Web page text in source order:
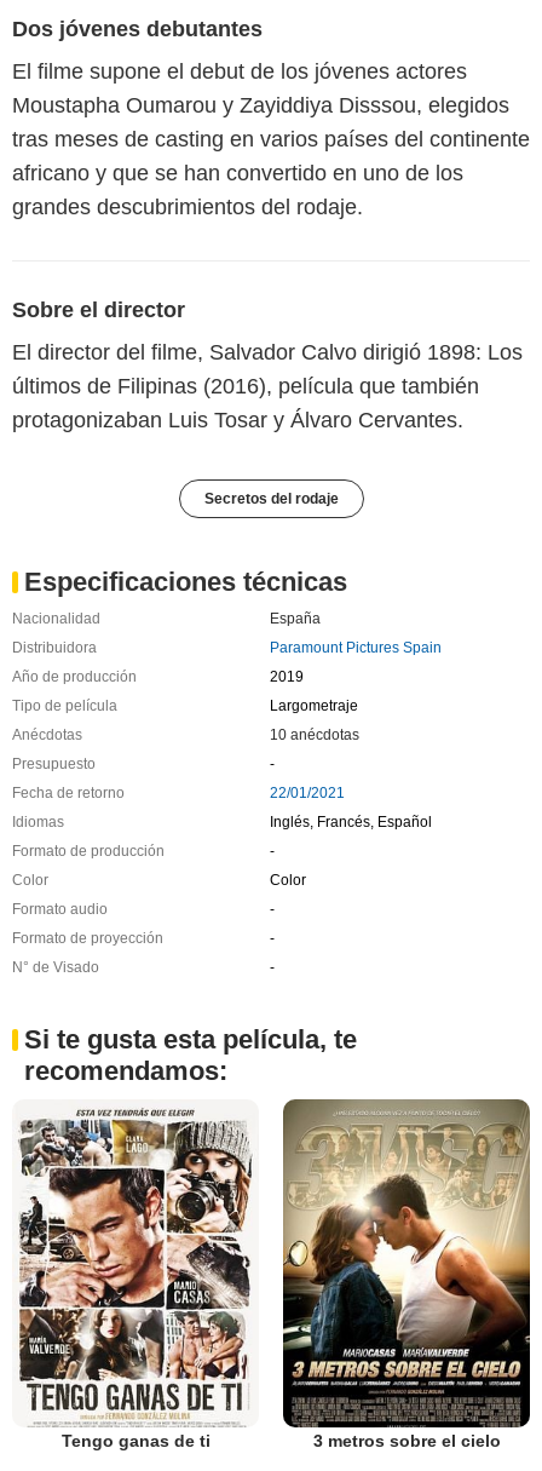
Dos jóvenes debutantes
El filme supone el debut de los jóvenes actores
Moustapha Oumarou y Zayiddiya Disssou, elegidos
tras meses de casting en varios países del continente
africano y que se han convertido en uno de los
grandes descubrimientos del rodaje.
Sobre el director
El director del filme, Salvador Calvo dirigió 1898: Los
últimos de Filipinas (2016), película que también
protagonizaban Luis Tosar y Álvaro Cervantes.
Secretos del rodaje
Especificaciones técnicas
Nacionalidad
España
Distribuidora
Paramount Pictures Spain
Año de producción
2019
Tipo de película
Largometraje
Anécdotas
10 anécdotas
Presupuesto
-
Fecha de retorno
22/01/2021
Idiomas
Inglés, Francés, Español
Formato de producción
-
Color
Color
Formato audio
-
Formato de proyección
-
N° de Visado
-
Si te gusta esta película, te
recomendamos:
Tengo ganas de ti 3 metros sobre el cielo